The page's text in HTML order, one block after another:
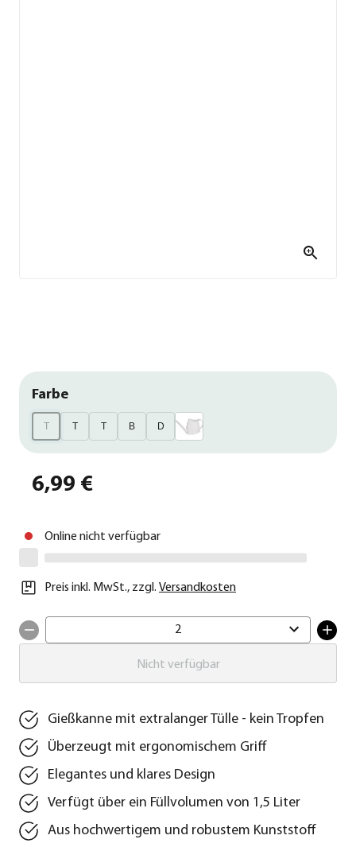
Farbe
T T T B D
6,99 €
Online nicht verfügbar
Preis inkl. MwSt., zzgl. Versandkosten
2
Nicht verfügbar
Gießkanne mit extralanger Tülle - kein Tropfen
Überzeugt mit ergonomischem Griff
Elegantes und klares Design
Verfügt über ein Füllvolumen von 1,5 Liter
Aus hochwertigem und robustem Kunststoff